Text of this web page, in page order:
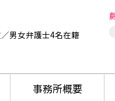
男女弁護士4名在籍
事務所概要